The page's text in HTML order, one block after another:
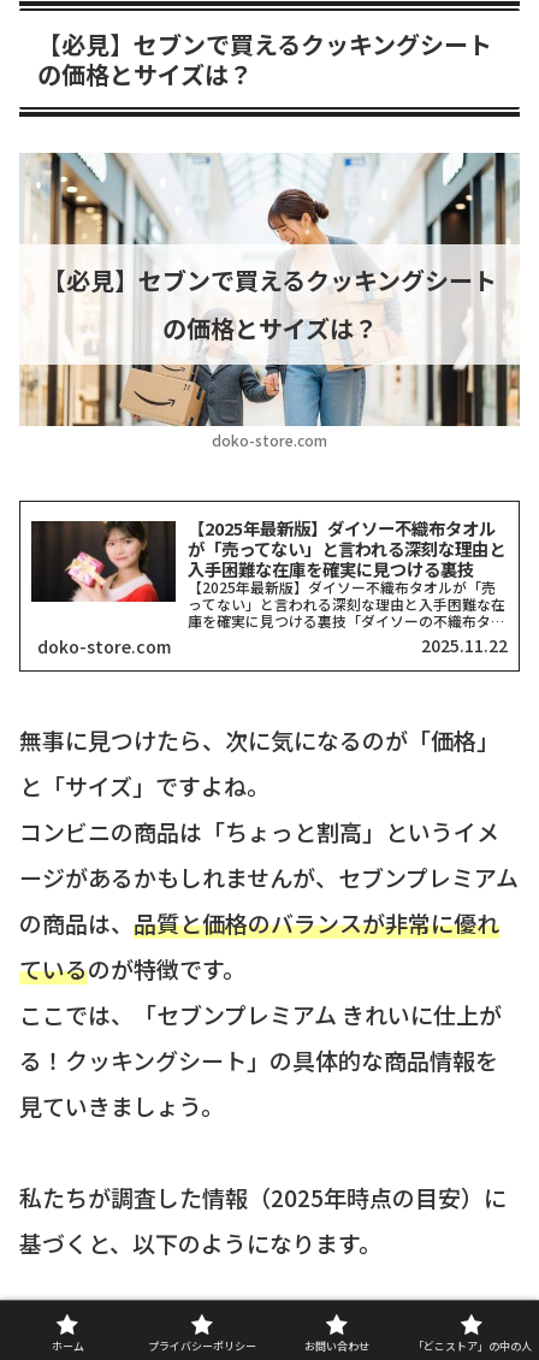
【必見】セブンで買えるクッキングシート
の価格とサイズは？
doko-store.com
【必見】セブンで買えるクッキングシート
の価格とサイズは？
【2025年最新版】ダイソー不織布タオル
が「売ってない」と言われる深刻な理由と
入手困難な在庫を確実に見つける裏技
【2025年最新版】ダイソー不織布タオルが「売
ってない」と言われる深刻な理由と入手困難な在
庫を確実に見つける裏技「ダイソーの不織布タオ
ルがどこにも売ってない！」そう嘆いている方、
本当に多いですよね。私も探し回った経験がある
ので、その気持ち、...
doko-store.com 2025.11.22
無事に見つけたら、次に気になるのが「価格」
と「サイズ」ですよね。
コンビニの商品は「ちょっと割高」というイメ
ージがあるかもしれませんが、セブンプレミアム
の商品は、 品質と価格のバランスが非常に優れ
ているのが特徴です。
ここでは、「セブンプレミアム きれいに仕上が
る！クッキングシート」の具体的な商品情報を
見ていきましょう。
私たちが調査した情報（2025年時点の目安）に
基づくと、以下のようになります。
商品名
セブンプレミアム きれいに仕上がる！クッキング
ホーム プライバシーポリシー お問い合わせ 「どこストア」の中の人